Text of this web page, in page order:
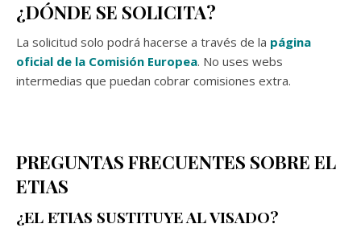
¿DÓNDE SE SOLICITA?
La solicitud solo podrá hacerse a través de la página
oficial de la Comisión Europea. No uses webs
intermedias que puedan cobrar comisiones extra.
PREGUNTAS FRECUENTES SOBRE EL
ETIAS
¿EL ETIAS SUSTITUYE AL VISADO?